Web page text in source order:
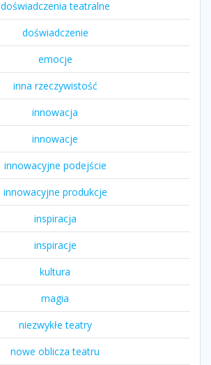
doświadczenia teatralne
doświadczenie
emocje
inna rzeczywistość
innowacja
innowacje
innowacyjne podejście
innowacyjne produkcje
inspiracja
inspiracje
kultura
magia
niezwykłe teatry
nowe oblicza teatru